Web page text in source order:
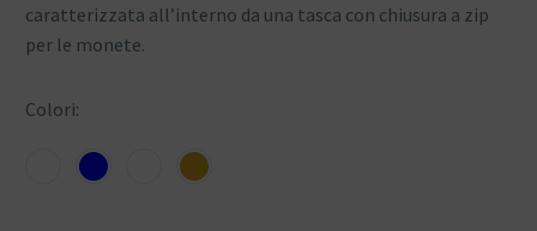
caratterizzata all’interno da una tasca con chiusura a zip
per le monete.
Colori